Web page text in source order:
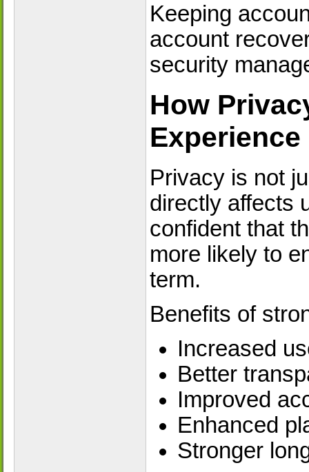
Keeping
account
security
How
Experience
Privacy is not
directly affects
confident that
more likely to
term.
Benefits of
Increased
Better
Improved
Enhanced
Stronger